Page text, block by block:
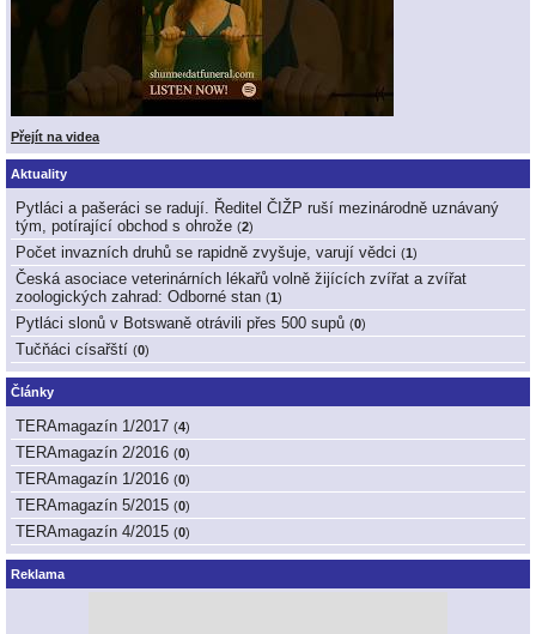
Přejít na videa
Aktuality
Pytláci a pašeráci se radují. Ředitel ČIŽP ruší mezinárodně uznávaný
tým, potírající obchod s ohrože (2)
Počet invazních druhů se rapidně zvyšuje, varují vědci (1 )
Česká asociace veterinárních lékařů volně žijících zvířat a zvířat
zoologických zahrad: Odborné stan (1 )
Pytláci slonů v Botswaně otrávili přes 500 supů (0)
Tučňáci císařští (0)
Články
TERAmagazín 1/2017 (4)
TERAmagazín 2/2016 (0)
TERAmagazín 1/2016 (0)
TERAmagazín 5/2015 (0)
TERAmagazín 4/2015 (0)
Reklama